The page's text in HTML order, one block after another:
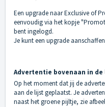
Een upgrade naar Exclusive of
eenvoudig via het kopje
bent ingelogd.
Je kunt een upgrade
Advertentie bovenaan in
Op het moment dat jij de
aan de lijst geplaatst. Je
naast het groene pijltje, zie